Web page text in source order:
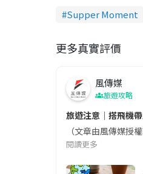
Supper Moment
更多真實評價
風傳媒
旅遊攻略
旅遊注意｜搭飛機
（文章由風傳媒
閱讀更多